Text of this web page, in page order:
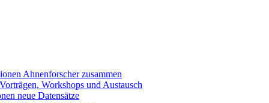
Ahnenforscher zusammen
Workshops und Austausch
neue Datensätze